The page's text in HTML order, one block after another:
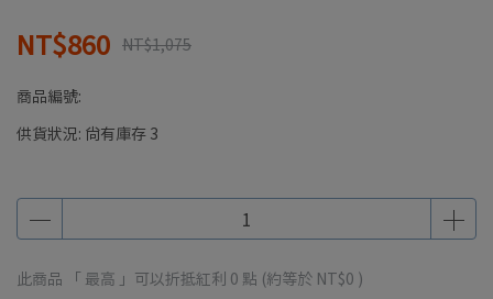
NT$860 NT$1,075
商品編號:
供貨狀況: 尚有庫存 3
此商品 「 最高 」可以折抵紅利 0 點 (約等於 NT$0 )